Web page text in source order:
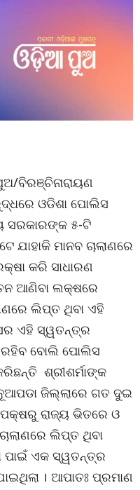
ବିରଞ୍ଚିନାରାୟଣ
ଓଡିଶା ପୋଲିସ
ସରକାରଙ୍କ ୫-ଟି
ଯାହାକି ମାନବ ଚାଲାଣରେ
କରି ସାଧାରଣ
ଆଣିବା ଲକ୍ଷରେ
ଲିପ୍ତ ଥିବା ଏହି
ଏହି ସ୍ୱତନ୍ତ୍ର
ବୋଲି ପୋଲିସ
ଶ୍ରୀଶର୍ମାଙ୍କ
ଜିଲ୍ଲାରେ ଗତ ଦୁଇ
ରାଜ୍ୟ ଭିତରେ ଓ
ଲିପ୍ତ ଥିବା
ପାଇଁ ଏକ ସ୍ୱତନ୍ତ୍ର
। ଆପାତଃ ପ୍ରମାଣ